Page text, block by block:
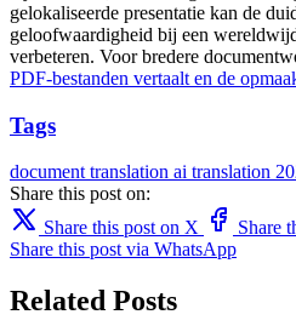
gelokaliseerde presentatie kan de
geloofwaardigheid bij een
verbeteren. Voor bredere
PDF-bestanden vertaalt en de
Tags
document translation ai translation
Share this post on:
Share this post on X
Share
Share this post via WhatsApp
Related Posts